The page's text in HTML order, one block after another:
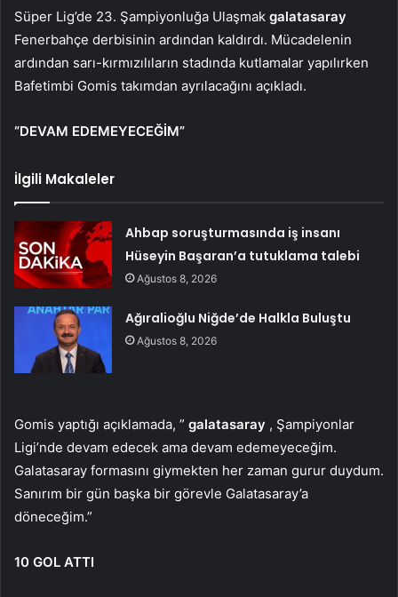
Süper Lig’de 23. Şampiyonluğa Ulaşmak galatasaray
Fenerbahçe derbisinin ardından kaldırdı. Mücadelenin
ardından sarı-kırmızılıların stadında kutlamalar yapılırken
Bafetimbi Gomis takımdan ayrılacağını açıkladı.
“DEVAM EDEMEYECEĞİM”
İlgili Makaleler
Ahbap soruşturmasında iş insanı
Hüseyin Başaran’a tutuklama talebi
Ağustos 8, 2026
Ağıralioğlu Niğde’de Halkla Buluştu
Ağustos 8, 2026
Gomis yaptığı açıklamada, ” galatasaray , Şampiyonlar
Ligi’nde devam edecek ama devam edemeyeceğim.
Galatasaray formasını giymekten her zaman gurur duydum.
Sanırım bir gün başka bir görevle Galatasaray’a
döneceğim.”
10 GOL ATTI